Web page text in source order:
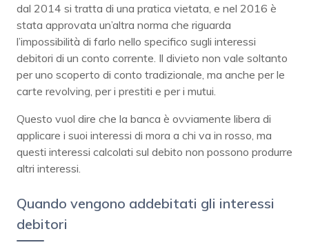
dal 2014 si tratta di una pratica vietata, e nel 2016 è
stata approvata un’altra norma che riguarda
l’impossibilità di farlo nello specifico sugli interessi
debitori di un conto corrente. Il divieto non vale soltanto
per uno scoperto di conto tradizionale, ma anche per le
carte revolving, per i prestiti e per i mutui.
Questo vuol dire che la banca è ovviamente libera di
applicare i suoi interessi di mora a chi va in rosso, ma
questi interessi calcolati sul debito non possono produrre
altri interessi.
Quando vengono addebitati gli interessi
debitori